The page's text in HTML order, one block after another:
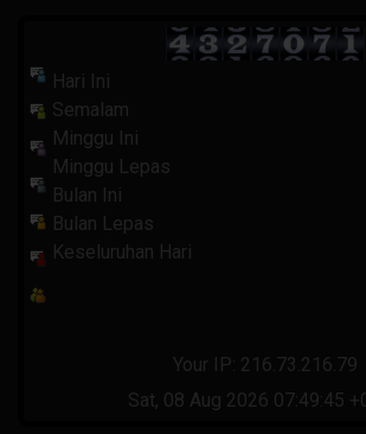
Hari Ini
Semalam
Minggu Ini
Minggu Lepas
Bulan Ini
Bulan Lepas
Keseluruhan Hari
Your IP: 216.73.216.79
Sat, 08 Aug 2026 07:49:45